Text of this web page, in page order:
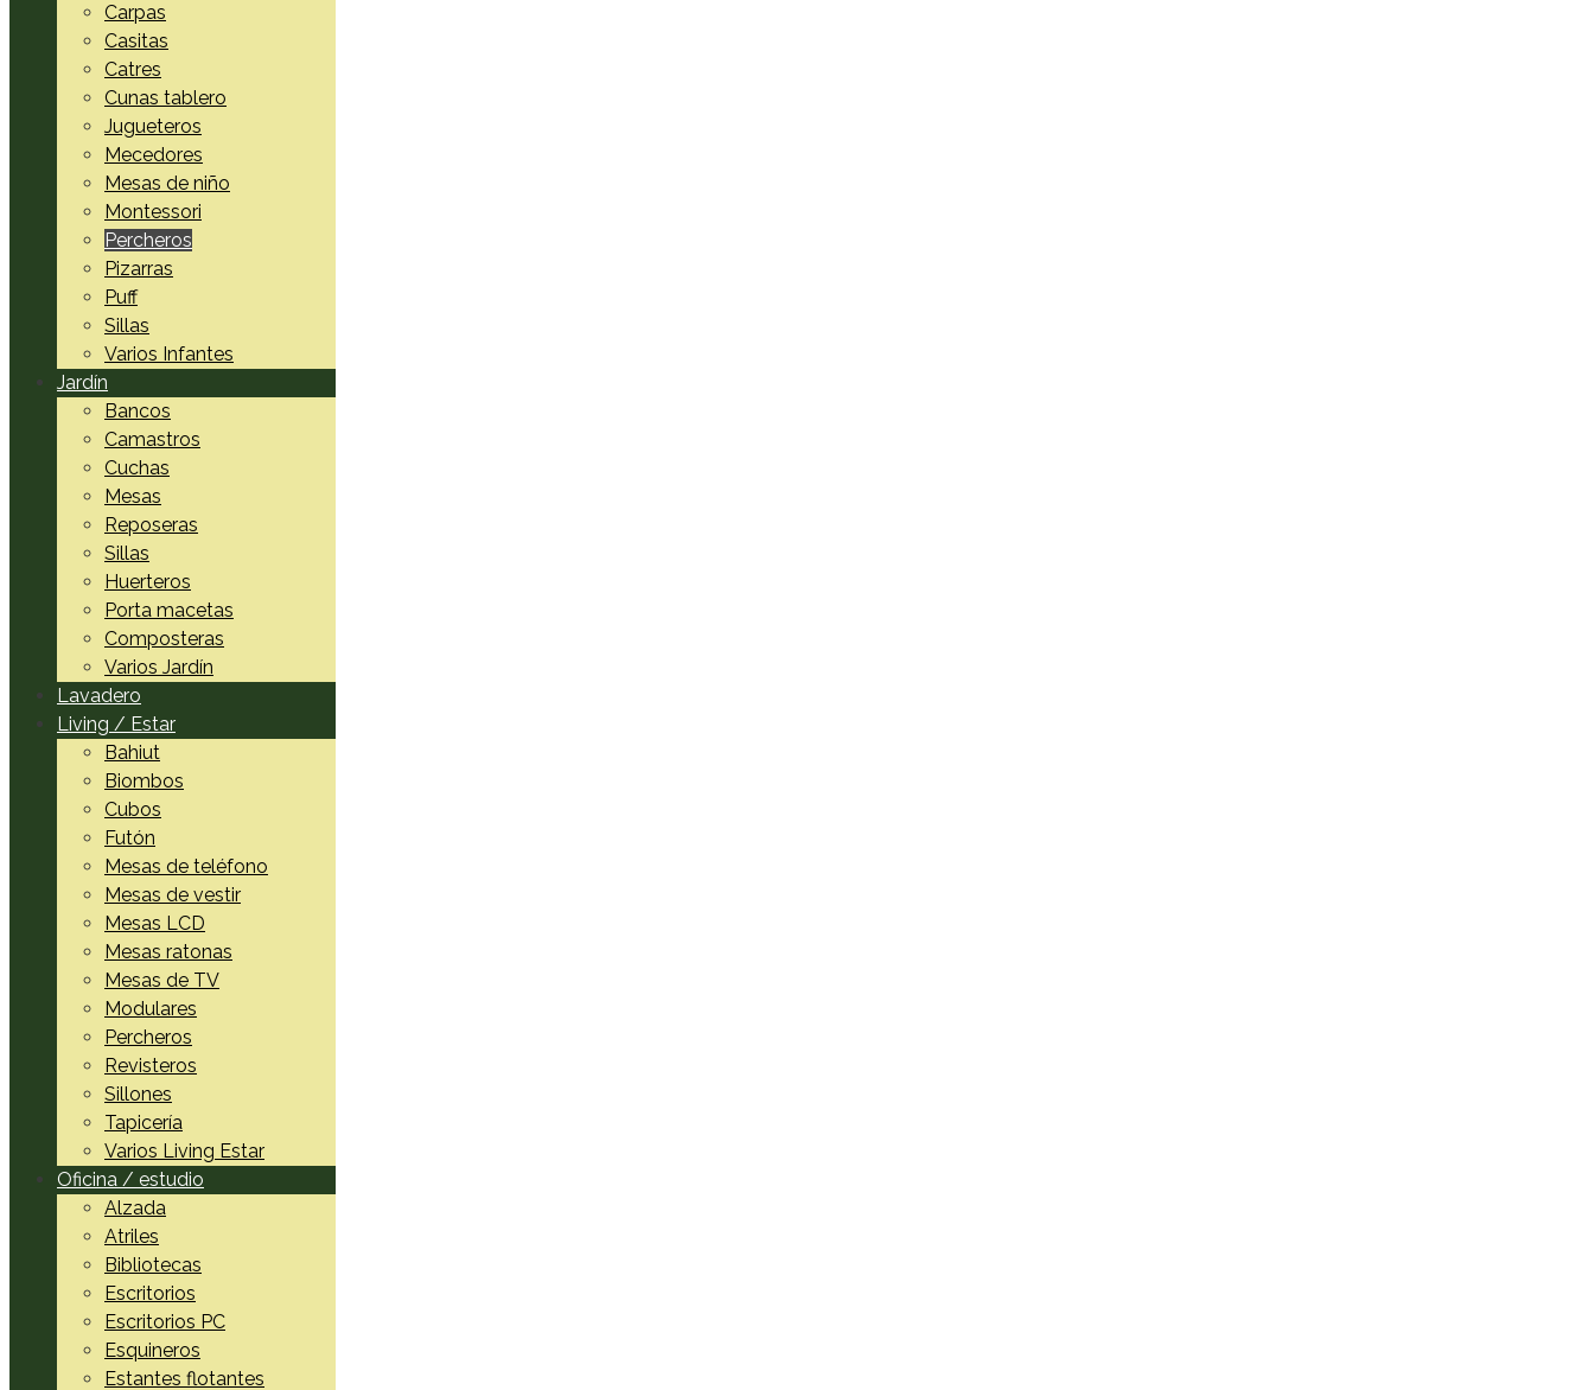
Carpas
Casitas
Catres
Cunas tablero
Jugueteros
Mecedores
Mesas de niño
Montessori
Percheros
Pizarras
Puff
Sillas
Varios Infantes
Jardín
Bancos
Camastros
Cuchas
Mesas
Reposeras
Sillas
Huerteros
Porta macetas
Composteras
Varios Jardín
Lavadero
Living / Estar
Bahiut
Biombos
Cubos
Futón
Mesas de teléfono
Mesas de vestir
Mesas LCD
Mesas ratonas
Mesas de TV
Modulares
Percheros
Revisteros
Sillones
Tapicería
Varios Living Estar
Oficina / estudio
Alzada
Atriles
Bibliotecas
Escritorios
Escritorios PC
Esquineros
Estantes flotantes